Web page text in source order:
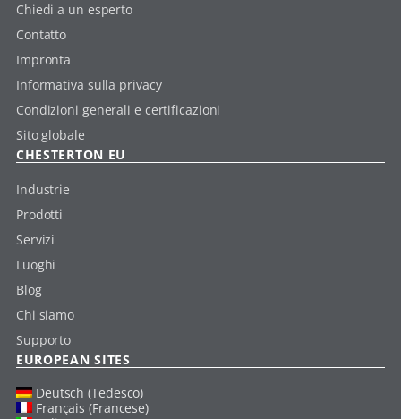
Chiedi a un esperto
Contatto
Impronta
Informativa sulla privacy
Condizioni generali e certificazioni
Sito globale
CHESTERTON EU
Industrie
Prodotti
Servizi
Luoghi
Blog
Chi siamo
Supporto
EUROPEAN SITES
Deutsch (Tedesco)
Français (Francese)